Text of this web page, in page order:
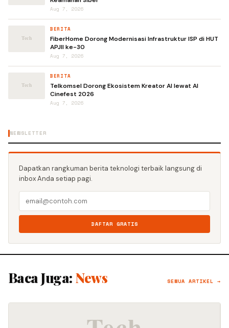
Aug 7, 2026
BERITA
FiberHome Dorong Modernisasi Infrastruktur ISP di HUT
APJII ke-30
Aug 7, 2026
BERITA
Telkomsel Dorong Ekosistem Kreator AI lewat AI
Cinefest 2026
Aug 7, 2026
NEWSLETTER
Dapatkan rangkuman berita teknologi terbaik langsung di
inbox Anda setiap pagi.
DAFTAR GRATIS
Baca Juga: News SEMUA ARTIKEL →